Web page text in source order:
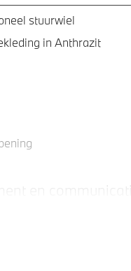
stuurwiel
in Anthrazit
en communicatie